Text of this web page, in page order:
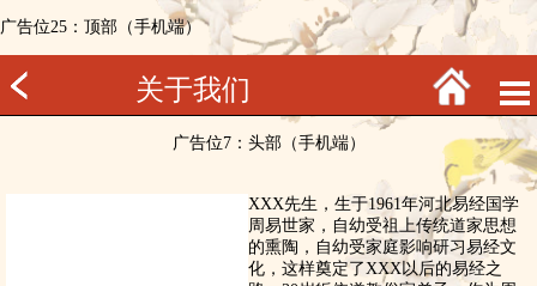
广告位25：顶部（手机端）
关于我们
广告位7：头部（手机端）
XXX先生，生于1961年河北易经国学
周易世家，自幼受祖上传统道家思想
的熏陶，自幼受家庭影响研习易经文
化，这样奠定了XXX以后的易经之